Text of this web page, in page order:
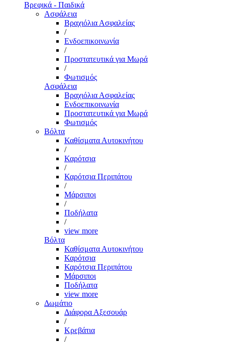
Βρεφικά - Παιδικά
Ασφάλεια
Βραχιόλια Ασφαλείας
/
Ενδοεπικοινωνία
/
Προστατευτικά για Μωρά
/
Φωτισμός
Ασφάλεια
Βραχιόλια Ασφαλείας
Ενδοεπικοινωνία
Προστατευτικά για Μωρά
Φωτισμός
Βόλτα
Καθίσματα Αυτοκινήτου
/
Καρότσια
/
Καρότσια Περιπάτου
/
Μάρσιποι
/
Ποδήλατα
/
view more
Βόλτα
Καθίσματα Αυτοκινήτου
Καρότσια
Καρότσια Περιπάτου
Μάρσιποι
Ποδήλατα
view more
Δωμάτιο
Διάφορα Αξεσουάρ
/
Κρεβάτια
/